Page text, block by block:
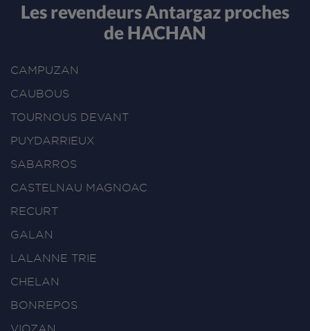
Les revendeurs Antargaz proches
de HACHAN
CAMPUZAN
CAUBOUS
TOURNOUS DEVANT
PUYDARRIEUX
SABARROS
CASTELNAU MAGNOAC
RECURT
GALAN
LALANNE TRIE
CHELAN
BONREPOS
VIOZAN